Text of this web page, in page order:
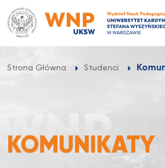
Przejdź
do
treści
Strona Główna Studenci
KOMUNIKATY